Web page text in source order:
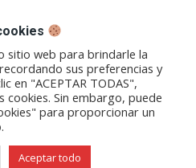
Abrir
enlace
en
una
ventana/pestaña
Abrir
enlace
en
una
ventana/pestaña
Abrir
enlace
en
una
ventana/pestaña
Abrir
enlace
en
una
Abrir
enlace
en
una
etiqueta:viajes
sitio web para brindarle la
sus preferencias y
en "ACEPTAR TODAS",
cookies. Sin embargo, puede
para proporcionar un
Aceptar todo